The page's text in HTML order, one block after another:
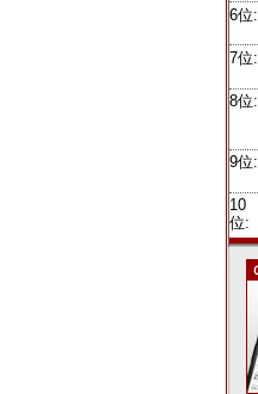
6位:
7位:
8位:
9位:
10
位: